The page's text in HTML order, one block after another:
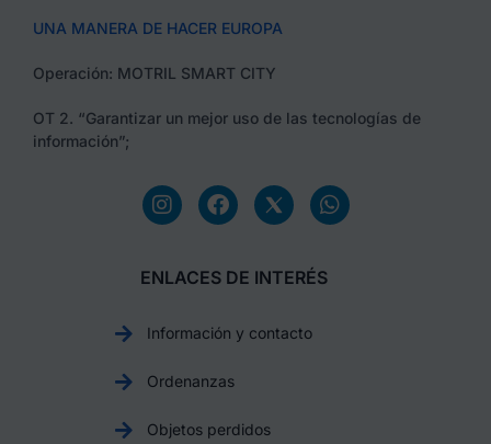
UNA MANERA DE HACER EUROPA
Operación: MOTRIL SMART CITY
OT 2. “Garantizar un mejor uso de las tecnologías de
información”;
ENLACES DE INTERÉS
Información y contacto
Ordenanzas
Objetos perdidos